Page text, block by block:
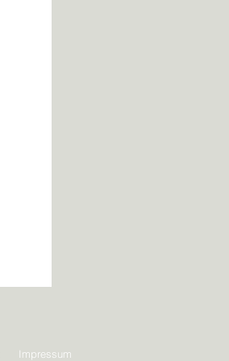
Impressum